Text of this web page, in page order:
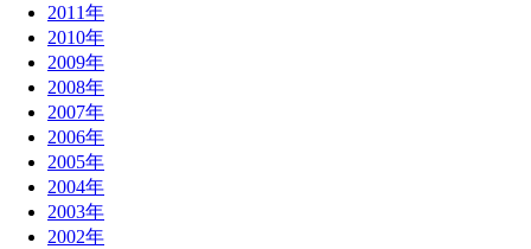
2011年
2010年
2009年
2008年
2007年
2006年
2005年
2004年
2003年
2002年